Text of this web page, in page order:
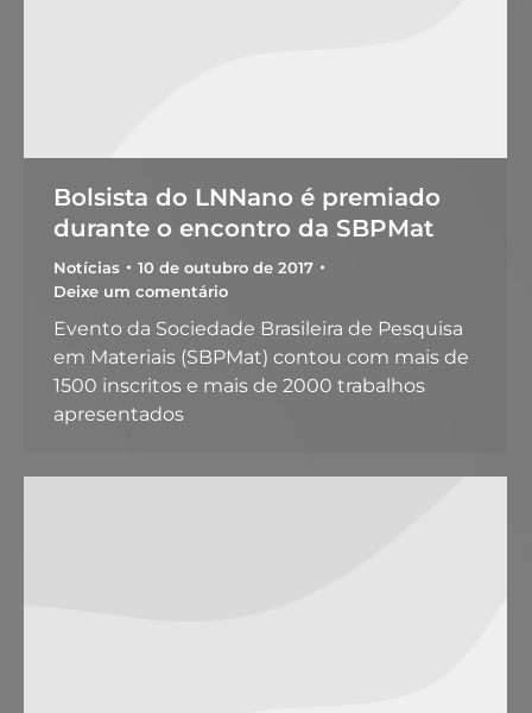
Bolsista do LNNano é premiado
durante o encontro da SBPMat
Notícias
10 de outubro de 2017
Deixe um comentário
Evento da Sociedade Brasileira de Pesquisa
em Materiais (SBPMat) contou com mais de
1500 inscritos e mais de 2000 trabalhos
apresentados